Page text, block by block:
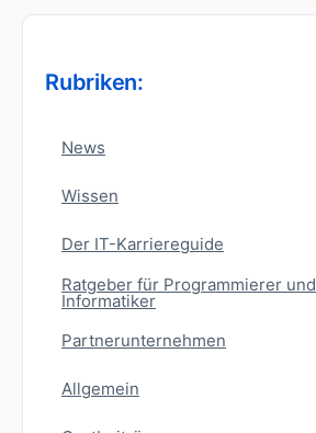
Rubriken:
News
Wissen
Der IT-Karriereguide
Ratgeber für Programmierer und
Informatiker
Partnerunternehmen
Allgemein